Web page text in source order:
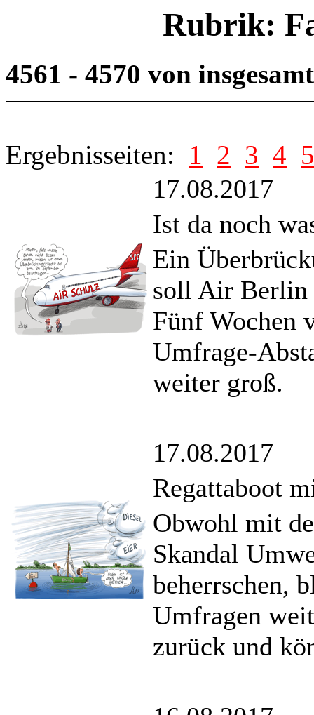
Rubrik:
4561 - 4570 von
Ergebnisseiten: 1 2 3 4 5
17.08.2017
Ist da noch
Ein
soll Air Berlin
Fünf Wochen
Umfrage-
weiter groß.
17.08.2017
Regattaboot
Obwohl mit
Skandal
beherrschen,
Umfragen
zurück und